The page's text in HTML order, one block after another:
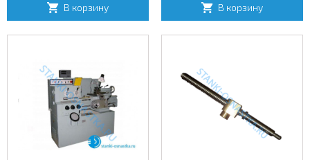
В корзину В корзину